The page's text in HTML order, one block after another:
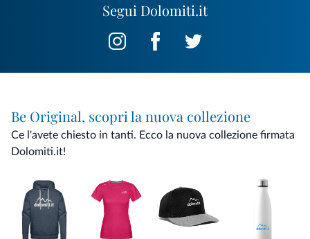
Segui Dolomiti.it
Be Original, scopri la nuova collezione
Ce l'avete chiesto in tanti. Ecco la nuova collezione firmata
Dolomiti.it!